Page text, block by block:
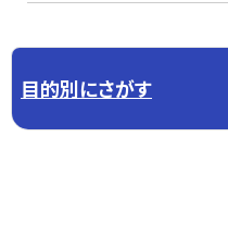
目的別にさがす